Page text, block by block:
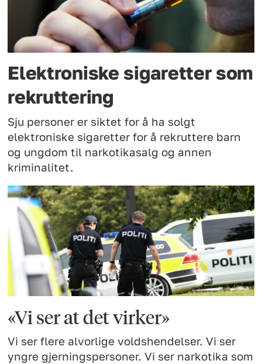
Elektroniske sigaretter som
rekruttering
Sju personer er siktet for å ha solgt
elektroniske sigaretter for å rekruttere barn
og ungdom til narkotikasalg og annen
kriminalitet.
«Vi ser at det virker»
Vi ser flere alvorlige voldshendelser. Vi ser
yngre gjerningspersoner. Vi ser narkotika som